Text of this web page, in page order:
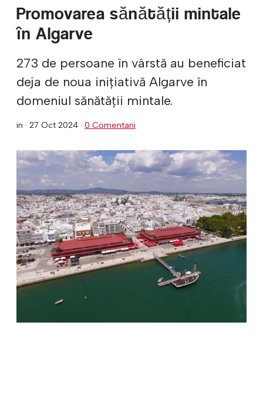
Promovarea sănătății mintale
în Algarve
273 de persoane în vârstă au beneficiat
deja de noua inițiativă Algarve în
domeniul sănătății mintale.
in · 27 Oct 2024 · 0 Comentarii